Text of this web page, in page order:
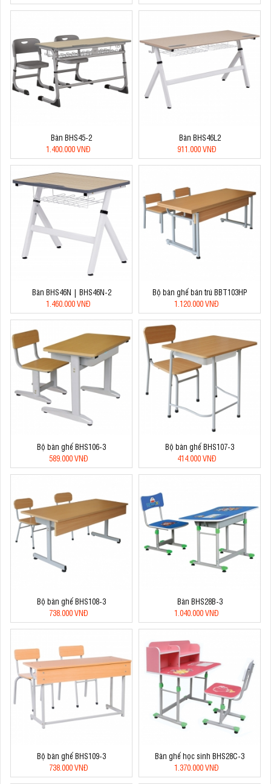
Bàn BHS45-2
1.400.000 VNĐ
Bàn BHS46L2
911.000 VNĐ
Bàn BHS46N | BHS46N-2
1.460.000 VNĐ
Bộ bàn ghế bán trú BBT103HP
1.120.000 VNĐ
Bộ bàn ghế BHS106-3
589.000 VNĐ
Bộ bàn ghế BHS107-3
414.000 VNĐ
Bộ bàn ghế BHS108-3
738.000 VNĐ
Bàn BHS28B-3
1.040.000 VNĐ
Bộ bàn ghế BHS109-3
738.000 VNĐ
Bàn ghế học sinh BHS28C-3
1.370.000 VNĐ